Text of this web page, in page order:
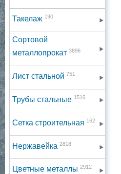
Такелаж 190
Сортовой
металлопрокат 3896
Лист стальной 751
Трубы стальные 1516
Сетка строительная 162
Нержавейка 2818
Цветные металлы 2912